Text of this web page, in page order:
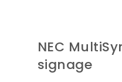
NEC
signage